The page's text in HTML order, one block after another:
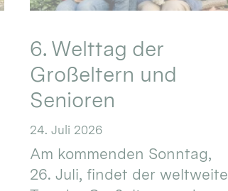
6. Welttag der
Großeltern und
Senioren
24. Juli 2026
Am kommenden Sonntag,
26. Juli, findet der weltweite